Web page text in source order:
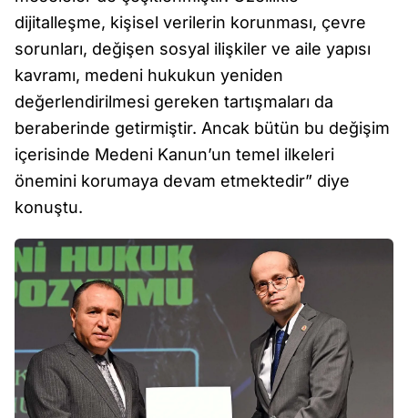
dijitalleşme, kişisel verilerin korunması, çevre
sorunları, değişen sosyal ilişkiler ve aile yapısı
kavramı, medeni hukukun yeniden
değerlendirilmesi gereken tartışmaları da
beraberinde getirmiştir. Ancak bütün bu değişim
içerisinde Medeni Kanun’un temel ilkeleri
önemini korumaya devam etmektedir” diye
konuştu.